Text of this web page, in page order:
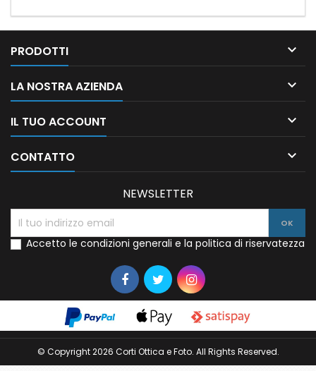
PRODOTTI 
LA NOSTRA AZIENDA 
IL TUO ACCOUNT 
CONTATTO 
NEWSLETTER
Accetto le condizioni generali e la politica di riservatezza
© Copyright 2026 Corti Ottica e Foto. All Rights Reserved.